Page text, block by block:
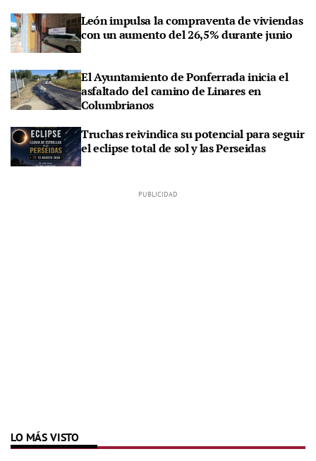
León impulsa la compraventa de viviendas
con un aumento del 26,5% durante junio
El Ayuntamiento de Ponferrada inicia el
asfaltado del camino de Linares en
Columbrianos
Truchas reivindica su potencial para seguir
el eclipse total de sol y las Perseidas
LO MÁS VISTO